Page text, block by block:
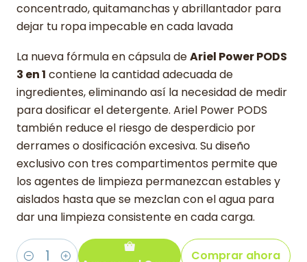
concentrado, quitamanchas y abrillantador para
dejar tu ropa impecable en cada lavada
La nueva fórmula en cápsula deAriel Power PODS
3 en 1 contiene la cantidad adecuada de
ingredientes, eliminando así la necesidad de medir
para dosificar el detergente. Ariel Power PODS
también reduce el riesgo de desperdicio por
derrames o dosificación excesiva. Su diseño
exclusivo con tres compartimentos permite que
los agentes de limpieza permanezcan estables y
aislados hasta que se mezclan con el agua para
dar una limpieza consistente en cada carga.
Comprar ahora